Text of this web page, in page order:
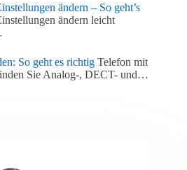
ändern – So geht’s
ändern leicht
So geht es richtig Telefon mit
Sie Analog-, DECT- und…